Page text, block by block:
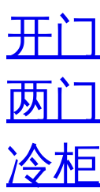
开门
两门
冷柜